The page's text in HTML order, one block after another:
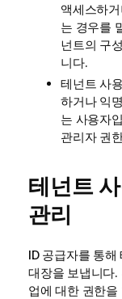
액세스하
는 경우를
넌트의 구
니다.
테넌트 사
하거나 익
는 사용자
관리자 권
테넌트
관리
ID 공급자를 통
대장을 보냅니다.
업에 대한 권한